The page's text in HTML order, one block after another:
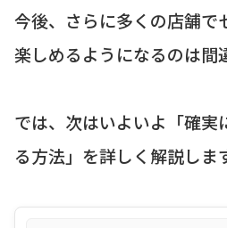
今後、さらに多くの店舗で
楽しめるようになるのは間
では、次はいよいよ「確実
る方法」を詳しく解説しま